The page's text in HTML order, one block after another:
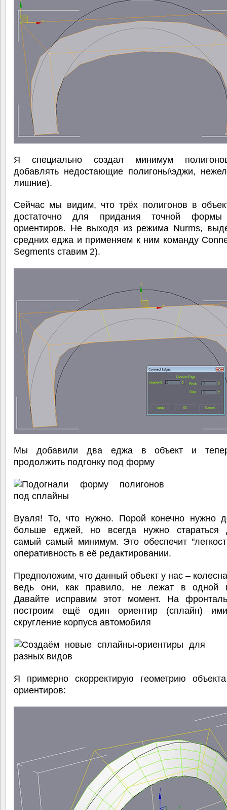
Я специально создал минимум
добавлять недостающие полигоны\эджи,
лишние).
Сейчас мы видим, что трёх полигонов в
достаточно для придания точной формы
ориентиров. Не выходя из режима Nurms,
средних еджа и применяем к ним команду
Segments ставим 2).
Мы добавили два еджа в объект и
продолжить подгонку под форму
Вуаля! То, что нужно. Порой конечно нужно
больше еджей, но всегда нужно стараться
самый самый минимум. Это обеспечит
оперативность в её редактировании.
Предположим, что данный объект у нас –
ведь они, как правило, не лежат в одной
Давайте исправим этот момент. На
построим ещё один ориентир (сплайн)
скругление корпуса автомобиля
Я примерно скорректирую геометрию
ориентиров: